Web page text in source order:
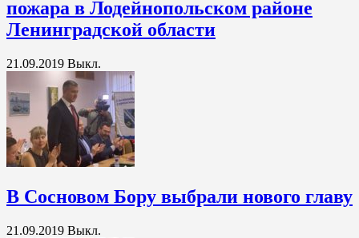
пожара в Лодейнопольском районе
Ленинградской области
21.09.2019 Выкл.
В Сосновом Бору выбрали нового главу
21.09.2019 Выкл.